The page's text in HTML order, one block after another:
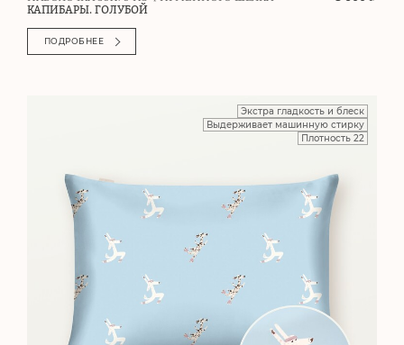
КАПИБАРЫ. ГОЛУБОЙ
ПОДРОБНЕЕ
Экстра гладкость и блеск
Выдерживает машинную стирку
Плотность 22